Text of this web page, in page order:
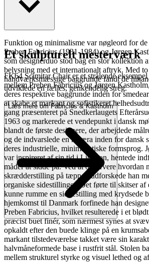
Læs mere
Funktion og minimalisme var nøgleord for
Preben Fabricius (1931-1984) og Jørgen
som designerduo stod bag en stor kollektion
belysning med et internationalt aftryk. Med
håndværksmæssige baggrunde fandt de
udviklede en fælles, genkendelig streg.
Læs mere om Fabricius & Kastholm
Et skulpturelt mesterværk
FK64 Scimitar Chair er et strålende eksempel
mellem Preben Fabricius og Jørgen
deres respektive baggrunde inden for
at skabe et markant og sofistikeret
gang præsenteret på Snedkerlaugets
1963 og markerede et vendepunkt i dansk
blandt de første designere, der arbejdede
og de indvarslede en ny æra inden for dansk
deres industrielle, minimalistiske formsprog.
var inspireret af sin tid i Libanon, hentede
måder at sidde på. Ved at observere hvordan
skrædderstilling på tæpper, udforskede han
organiske sidestillinger. Det førte til skitser af
kunne rumme en siddestilling med krydsede
hjemkomst til Danmark forfinede han
Preben Fabricius, hvilket resulterede i et
præcist buet finér, som nærmest synes at
opkaldt efter den buede klinge på en
markant tilstedeværelse takket være sin
halvmåneformede base i rustfrit stål. Stolen
mellem strukturel styrke og visuel lethed og